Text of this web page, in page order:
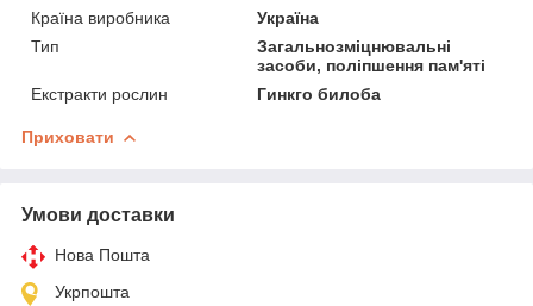
Країна виробника
Україна
Тип
Загальнозміцнювальні
засоби, поліпшення пам'яті
Екстракти рослин
Гинкго билоба
Приховати
Умови доставки
Нова Пошта
Укрпошта